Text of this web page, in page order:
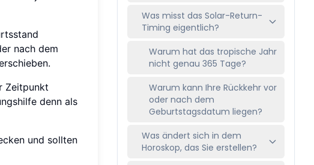
nach dem
Zeitpunkt
denn als
und sollten
Was misst das Solar-Return-
Timing eigentlich?
Warum hat das tropische Jahr
nicht genau 365 Tage?
Warum kann Ihre Rückkehr vor
oder nach dem
Geburtstagsdatum liegen?
Was ändert sich in dem
Horoskop, das Sie erstellen?